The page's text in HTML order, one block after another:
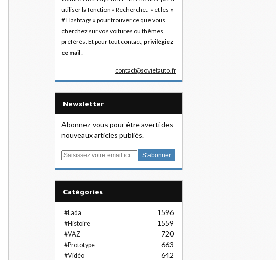
utiliser la fonction « Recherche.. » et les «
# Hashtags » pour trouver ce que vous
cherchez sur vos voitures ou thèmes
préférés. Et pour tout contact, privilégiez
ce mail:
contact@sovietauto.fr
Newsletter
Abonnez-vous pour être averti des
nouveaux articles publiés.
E
Catégories
#Lada 1596
#Histoire 1559
#VAZ 720
#Prototype 663
#Vidéo 642